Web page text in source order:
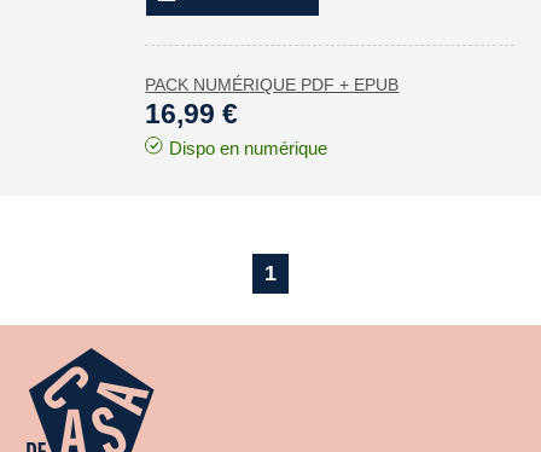
PACK NUMÉRIQUE PDF + EPUB
16,99 €
Dispo en numérique
1